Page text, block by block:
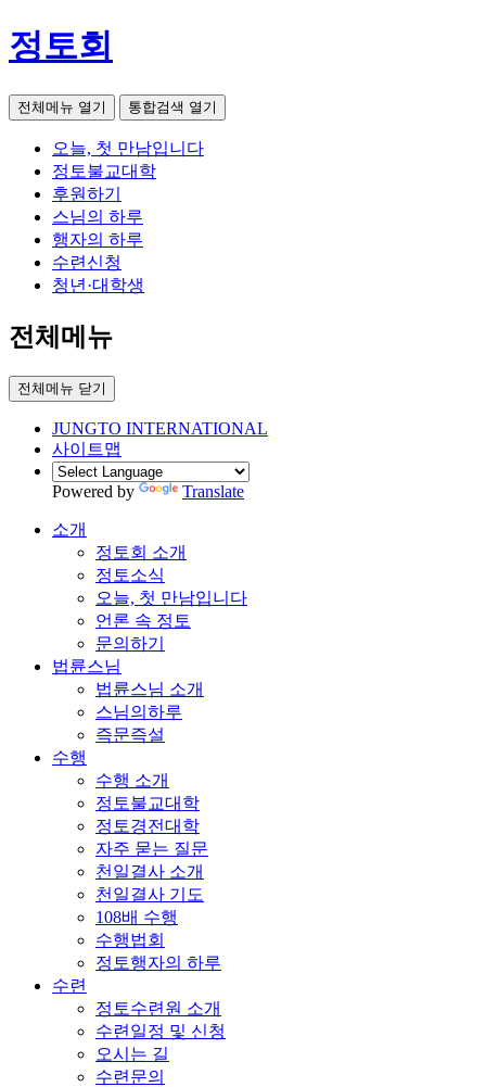
정토회
전체메뉴 열기 통합검색 열기
오늘, 첫 만남입니다
정토불교대학
후원하기
스님의 하루
행자의 하루
수련신청
청년·대학생
전체메뉴
전체메뉴 닫기
JUNGTO INTERNATIONAL
사이트맵
Powered by Translate
소개
정토회 소개
정토소식
오늘, 첫 만남입니다
언론 속 정토
문의하기
법륜스님
법륜스님 소개
스님의하루
즉문즉설
수행
수행 소개
정토불교대학
정토경전대학
자주 묻는 질문
천일결사 소개
천일결사 기도
108배 수행
수행법회
정토행자의 하루
수련
정토수련원 소개
수련일정 및 신청
오시는 길
수련문의